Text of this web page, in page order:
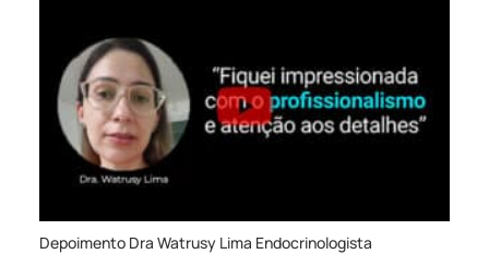
Depoimento Dra Watrusy Lima Endocrinologista